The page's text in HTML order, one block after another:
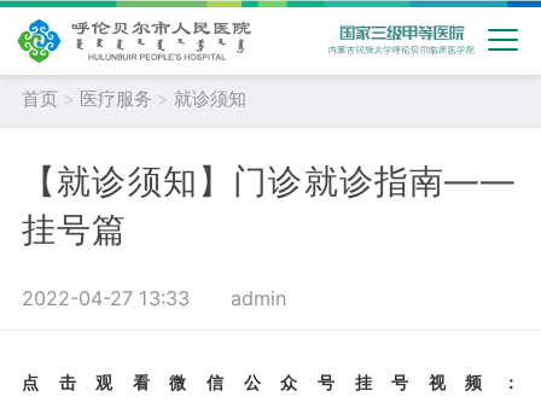
首页 > 医疗服务 > 就诊须知
【就诊须知】门诊就诊指南——
挂号篇
2022-04-27 13:33 admin
点击观看微信公众号挂号视频：